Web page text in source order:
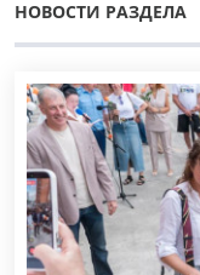
НОВОСТИ РАЗДЕЛА